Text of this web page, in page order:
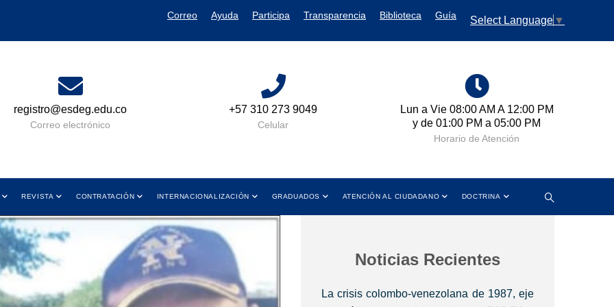
Correo Ayuda Participa Transparencia Biblioteca Guía Select Language ▼
+57 310 273 9049
Lun a Vie 08:00 AM A 12:00 PM
y de 01:00 PM a 05:00 PM
Cra 11 No. 102-50 Bogotá
Colombia
REVISTA CONTRATACIÓN INTERNACIONALIZACIÓN GRADUADOS ATENCIÓN AL CIUDADANO DOCTRINA
Noticias Recientes
La crisis colombo-venezolana de 1987, eje